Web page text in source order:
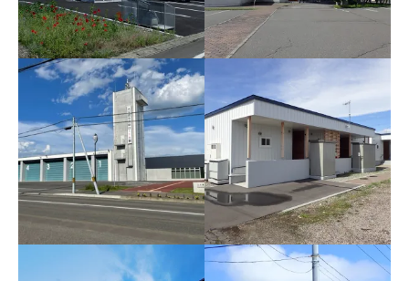
社宅（メゾネット）新築
工事
健康増進センター暖房給
湯設備改修工事